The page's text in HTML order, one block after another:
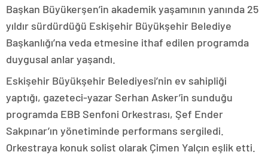
Başkan Büyükerşen’in akademik yaşamının yanında 25
yıldır sürdürdüğü Eskişehir Büyükşehir Belediye
Başkanlığı’na veda etmesine ithaf edilen programda
duygusal anlar yaşandı.
Eskişehir Büyükşehir Belediyesi’nin ev sahipliği
yaptığı, gazeteci-yazar Serhan Asker’in sunduğu
programda EBB Senfoni Orkestrası, Şef Ender
Sakpınar’ın yönetiminde performans sergiledi.
Orkestraya konuk solist olarak Çimen Yalçın eşlik etti.